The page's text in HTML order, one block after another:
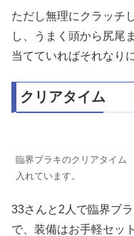
ただし無理にクラッチ
し、うまく頭から尻尾
当てていればそれなり
クリアタイム
臨界ブラキのクリアタイ
入れています。
33さんと2人で臨界ブ
で、装備はお手軽セッ